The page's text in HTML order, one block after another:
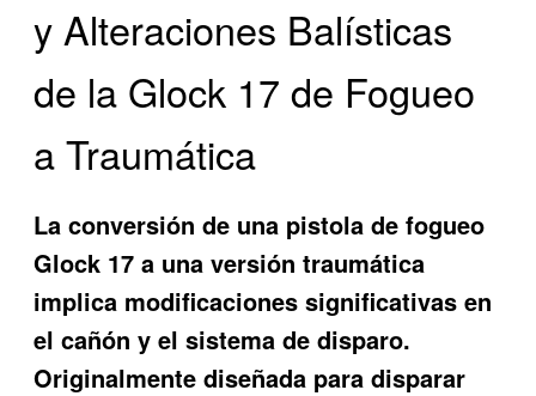
y Alteraciones Balísticas
de la Glock 17 de Fogueo
a Traumática
La conversión de una pistola de fogueo
Glock 17 a una versión traumática
implica modificaciones significativas en
el cañón y el sistema de disparo.
Originalmente diseñada para disparar